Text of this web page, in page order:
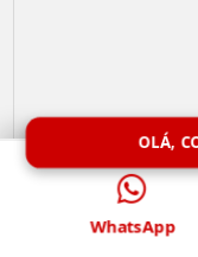
OLÁ,
WhatsApp